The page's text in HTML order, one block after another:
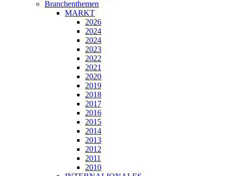
Branchenthemen
MARKT
2026
2024
2024
2023
2022
2021
2020
2019
2018
2017
2016
2015
2014
2013
2012
2011
2010